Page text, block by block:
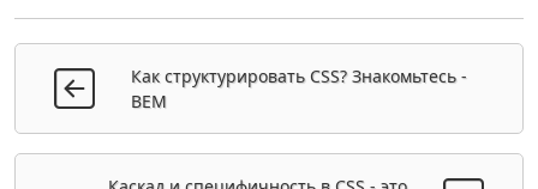
Как структурировать CSS? Знакомьтесь -
BEM